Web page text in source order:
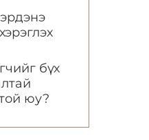
бүх
юу?